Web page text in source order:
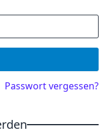
Passwort vergessen?